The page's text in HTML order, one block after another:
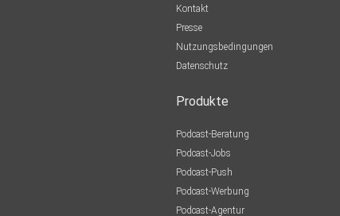
Kontakt
Presse
Nutzungsbedingungen
Datenschutz
Produkte
Podcast-Beratung
Podcast-Jobs
Podcast-Push
Podcast-Werbung
Podcast-Agentur